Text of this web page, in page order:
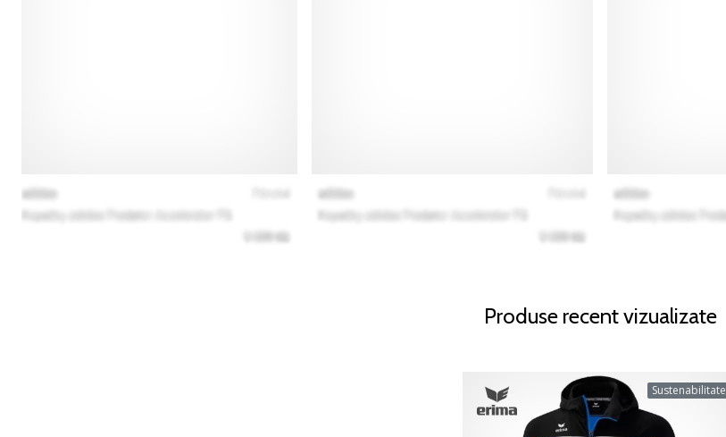
Produse recent vizualizate
Sustenabilitate